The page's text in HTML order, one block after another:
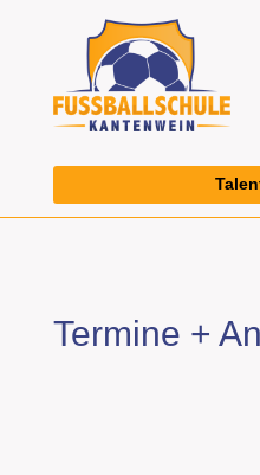
Termine +